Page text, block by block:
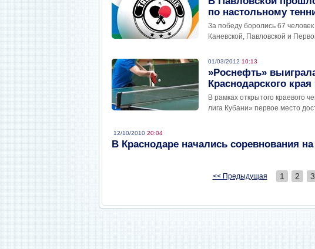
по настольному
За победу боролись 67
Каневской, Павловской и
01/03/2012 10:13
»Роснефть»
Краснодарского
В рамках открытого краевого
лига Кубани» первое место
12/10/2010 20:04
В Краснодаре начались соревнования
<< Предыдущая 1 2 3